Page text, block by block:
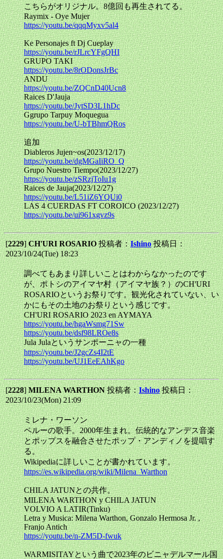
こちらがオリジナル。8億回も再生されてる。
Raymix - Oye Mujer
https://youtu.be/qqqMyxv5al4
Ke Personajes ft Dj Cueplay
https://youtu.be/rJLrcYFgQHI
GRUPO TAKI
https://youtu.be/8rODonsJrBc
ANDU
https://youtu.be/ZQCnD40Ucn8
Raices D'Jauja
https://youtu.be/JytSD3L1hDc
Ggrupo Tarpuy Moquegua
https://youtu.be/U-bTBhmQRos
追加
Diableros Jujen~os(2023/12/17)
https://youtu.be/dgMGaIiRO_Q
Grupo Nuestro Tiempo(2023/12/27)
https://youtu.be/zSRzjToIu1g
Raices de Jauja(2023/12/27)
https://youtu.be/L51iZ6YQUi0
LAS 4 CUERDAS FT COROICO (2023/12/27)
https://youtu.be/ui961xgvz9s
[2229]CH'URI ROSARIO投稿者：Ishino 投稿日：
2023/10/24(Tue) 18:23
調べてもあまり詳しいことはわからなかったのです
が、ポトシのアイマヤ村（アイマヤ族？）のCH'URI
ROSARIOというお祭りです。観光化されていない、い
かにもその土地のお祭りという感じです。
CH'URI ROSARIO 2023 en AYMAYA
https://youtu.be/hgaWsmg71Sw
https://youtu.be/dsf98LROe8s
Jula Julaというサンポーニャの一種
https://youtu.be/J2gcZs4I2tE
https://youtu.be/UJ1EeEAhKgo
[2228]MILENA WARTHON投稿者：Ishino 投稿日：
2023/10/23(Mon) 21:09
ミレナ・ワーソン
ペルーの歌手。2000年生まれ。伝統的なアンデス音楽
とポップスを融合させたポップ・アンディノを提唱す
る。
Wikipediaに詳しいことが書かれています。
https://es.wikipedia.org/wiki/Milena_Warthon
CHILA JATUNとの共作。
MILENA WARTHON y CHILA JATUN
VOLVIO A LATIR(Tinku)
Letra y Musica: Milena Warthon, Gonzalo Hermosa Jr. ,
Franjo Antich
https://youtu.be/n-ZM5D-fwuk
WARMISITAYという曲で2023年のビニャデルマール国